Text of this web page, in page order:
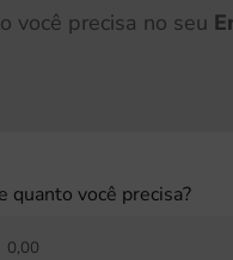
você precisa no seu
quanto você precisa?